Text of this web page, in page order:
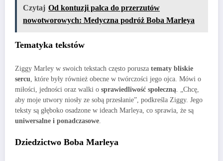
Czytaj Od kontuzji palca do przerzutów
nowotworowych: Medyczna podróż Boba Marleya
Tematyka tekstów
Ziggy Marley w swoich tekstach często porusza tematy bliskie
sercu , które były również obecne w twórczości jego ojca. Mówi o
miłości, jedności oraz walki o sprawiedliwość społeczną . „Chcę,
aby moje utwory niosły ze sobą przesłanie”, podkreśla Ziggy. Jego
teksty są głęboko osadzone w ideach Marleya, co sprawia, że są
uniwersalne i ponadczasowe
Dziedzictwo Boba Marleya